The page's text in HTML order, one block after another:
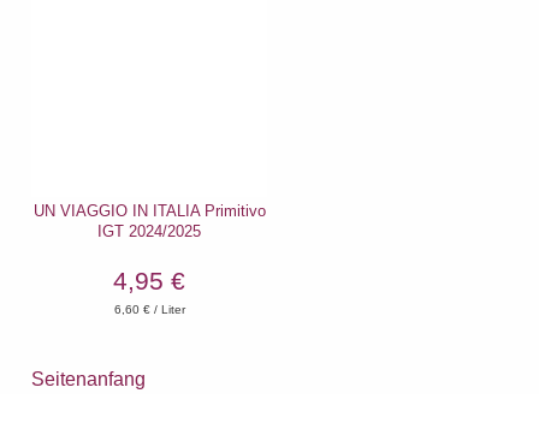
UN VIAGGIO IN ITALIA Primitivo
IGT 2024/2025
4,95 €
6,60€ / Liter
Seitenanfang